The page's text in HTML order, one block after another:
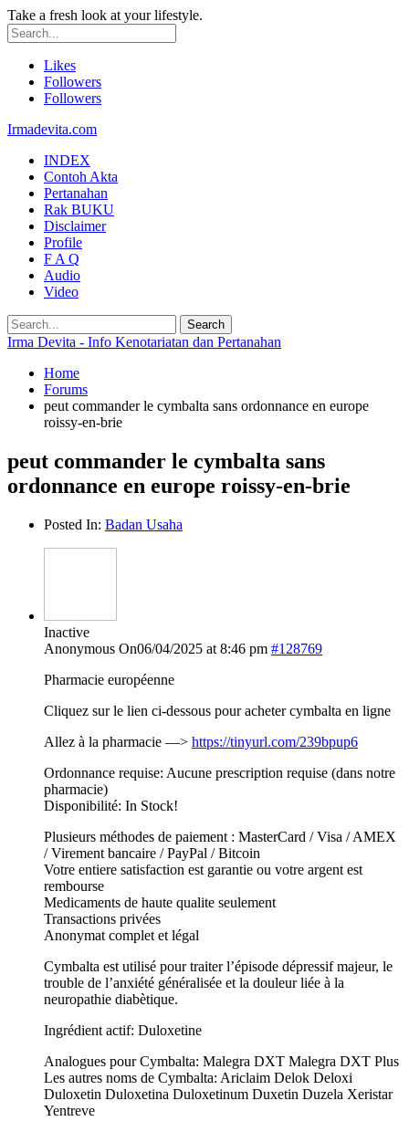
Take a fresh look at your lifestyle.
Likes
Followers
Followers
Irmadevita.com
INDEX
Contoh Akta
Pertanahan
Rak BUKU
Disclaimer
Profile
F A Q
Audio
Video
Irma Devita - Info Kenotariatan dan Pertanahan
Home
Forums
peut commander le cymbalta sans ordonnance en europe
roissy-en-brie
peut commander le cymbalta sans
ordonnance en europe roissy-en-brie
Posted In: Badan Usaha
Inactive
Anonymous On06/04/2025 at 8:46 pm #128769
Pharmacie européenne
Cliquez sur le lien ci-dessous pour acheter cymbalta en ligne
Allez à la pharmacie —> https://tinyurl.com/239bpup6
Ordonnance requise: Aucune prescription requise (dans notre
pharmacie)
Disponibilité: In Stock!
Plusieurs méthodes de paiement : MasterCard / Visa / AMEX
/ Virement bancaire / PayPal / Bitcoin
Votre entiere satisfaction est garantie ou votre argent est
rembourse
Medicaments de haute qualite seulement
Transactions privées
Anonymat complet et légal
Cymbalta est utilisé pour traiter l’épisode dépressif majeur, le
trouble de l’anxiété généralisée et la douleur liée à la
neuropathie diabètique.
Ingrédient actif: Duloxetine
Analogues pour Cymbalta: Malegra DXT Malegra DXT Plus
Les autres noms de Cymbalta: Ariclaim Delok Deloxi
Duloxetin Duloxetina Duloxetinum Duxetin Duzela Xeristar
Yentreve